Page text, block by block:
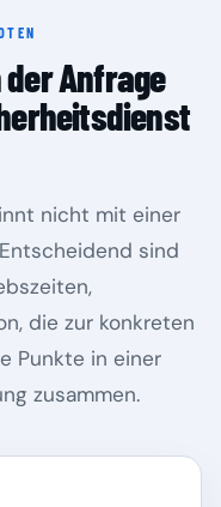
Anfrage
nicht mit einer
sind
die zur konkreten
Punkte in einer
zusammen.